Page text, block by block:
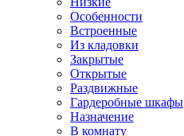
Особенности
Встроенные
Из кладовки
Закрытые
Открытые
Раздвижные
Гардеробные шкафы
Назначение
В комнату